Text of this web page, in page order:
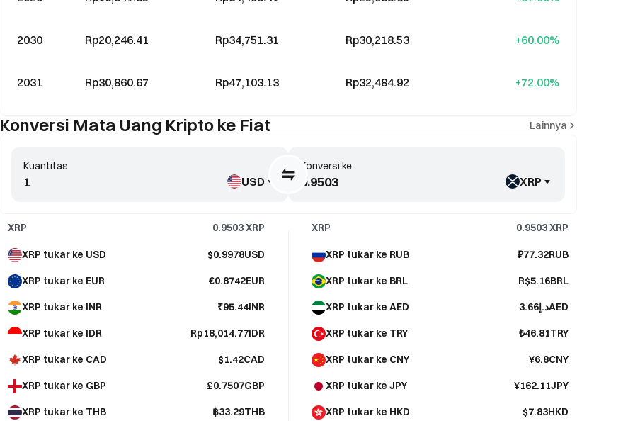
2030 Rp20,246.41 Rp34,751.31 Rp30,218.53 +60.00%
2031 Rp30,860.67 Rp47,103.13 Rp32,484.92 +72.00%
Konversi Mata Uang Kripto ke Fiat Lainnya
Konversi ke
XRP
Kuantitas
USD
XRP 0.9503XRP
XRP tukar ke USD $0.9978USD
XRP tukar ke EUR €0.8742EUR
XRP tukar ke INR ₹95.44INR
XRP tukar ke IDR Rp18,014.77IDR
XRP tukar ke CAD $1.42CAD
XRP tukar ke GBP £0.7507GBP
XRP tukar ke THB ฿33.29THB
XRP 0.9503XRP
XRP tukar ke RUB ₽77.32RUB
XRP tukar ke BRL R$5.16BRL
XRP tukar ke AED د.إ3.66AED
XRP tukar ke TRY ₺46.81TRY
XRP tukar ke CNY ¥6.8CNY
XRP tukar ke JPY ¥162.11JPY
XRP tukar ke HKD $7.83HKD